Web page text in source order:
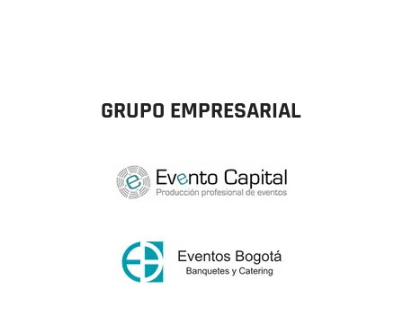
GRUPO EMPRESARIAL